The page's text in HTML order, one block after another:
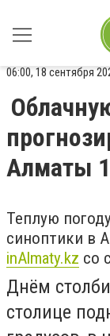
06:00, 18 сентября
Алматы
Теплую
синоптики в
inAlmaty.kz со
Днём
столице